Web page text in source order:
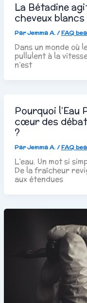
La Bétadine
cheveux
ParJemma A./FAQ
Dans un monde où
pullulent à la
n’est
Pourquoi l’Eau
cœur des
?
ParJemma A./FAQ
L’eau. Un mot si
De la fraîcheur
aux étendues